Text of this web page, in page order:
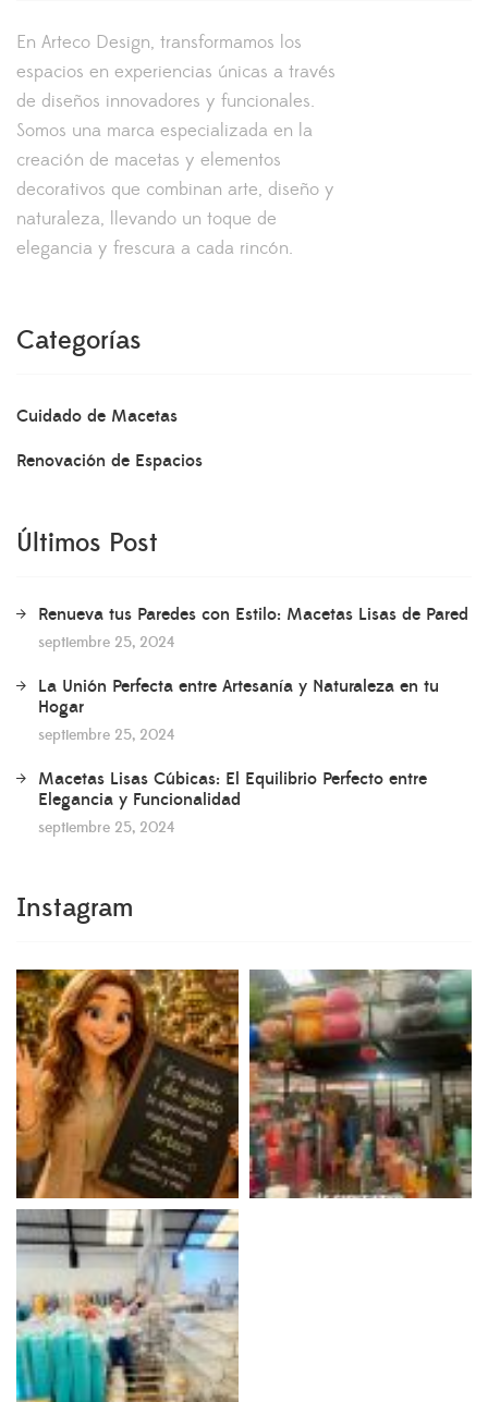
En Arteco Design, transformamos los
espacios en experiencias únicas a través
de diseños innovadores y funcionales.
Somos una marca especializada en la
creación de macetas y elementos
decorativos que combinan arte, diseño y
naturaleza, llevando un toque de
elegancia y frescura a cada rincón.
Categorías
Cuidado de Macetas
Renovación de Espacios
Últimos Post
Renueva tus Paredes con Estilo: Macetas Lisas de Pared
septiembre 25, 2024
La Unión Perfecta entre Artesanía y Naturaleza en tu
Hogar
septiembre 25, 2024
Macetas Lisas Cúbicas: El Equilibrio Perfecto entre
Elegancia y Funcionalidad
septiembre 25, 2024
Instagram